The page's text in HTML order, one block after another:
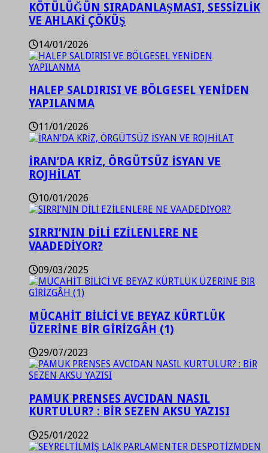
KÖTÜLÜĞÜN SIRADANLAŞMASI, SESSİZLİK
VE AHLAKİ ÇÖKÜŞ
14/01/2026
HALEP SALDIRISI VE BÖLGESEL YENİDEN
YAPILANMA
11/01/2026
İRAN’DA KRİZ, ÖRGÜTSÜZ İSYAN VE
ROJHİLAT
10/01/2026
SIRRI’NIN DİLİ EZİLENLERE NE
VAADEDİYOR?
09/03/2025
MÜCAHİT BİLİCİ VE BEYAZ KÜRTLÜK
ÜZERİNE BİR GİRİZGÂH (1)
29/07/2023
PAMUK PRENSES AVCIDAN NASIL
KURTULUR? : BİR SEZEN AKSU YAZISI
25/01/2022